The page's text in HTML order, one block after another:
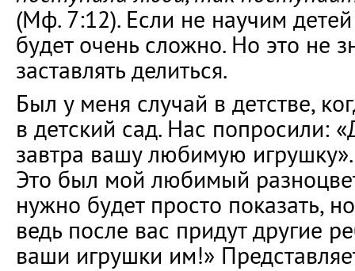
(Мф. 7:12). Если не научим
будет очень сложно. Но это не
заставлять делиться.
Был у меня случай в детстве,
в детский сад. Нас попросили:
завтра вашу любимую
Это был мой любимый
нужно будет просто показать,
ведь после вас придут другие
ваши игрушки им!»